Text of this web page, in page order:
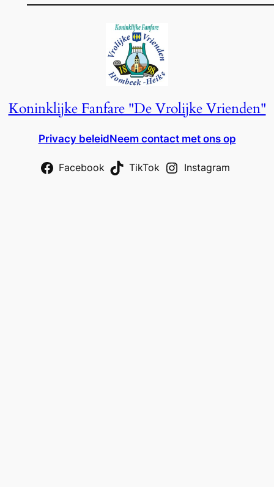
Koninklijke Fanfare "De Vrolijke Vrienden"
Privacy beleidNeem contact met ons op
Facebook TikTok Instagram